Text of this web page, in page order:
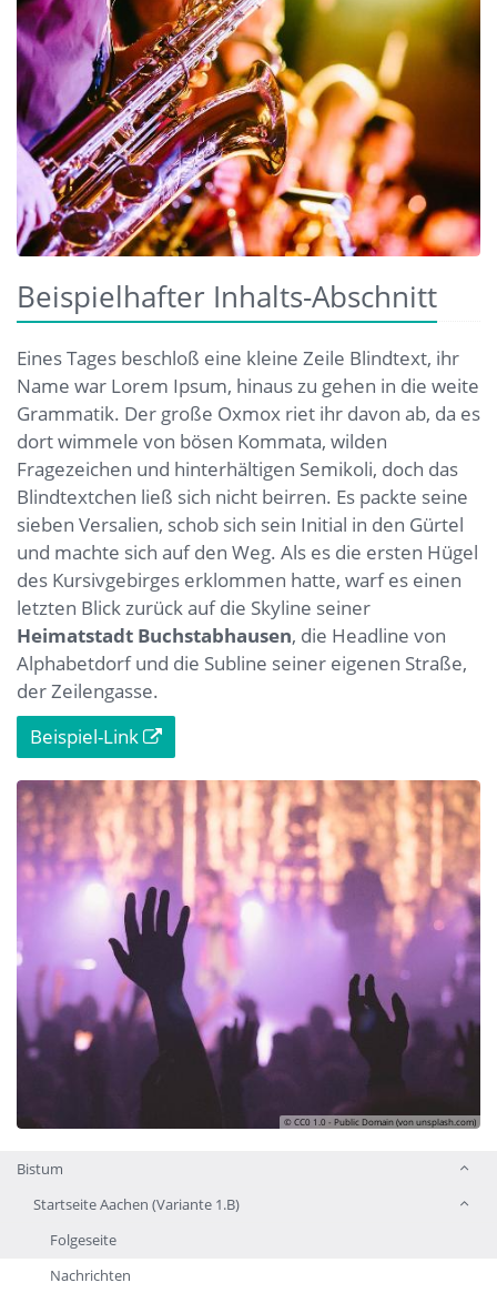
Beispielhafter Inhalts-Abschnitt
Eines Tages beschloß eine kleine Zeile Blindtext, ihr
Name war Lorem Ipsum, hinaus zu gehen in die weite
Grammatik. Der große Oxmox riet ihr davon ab, da es
dort wimmele von bösen Kommata, wilden
Fragezeichen und hinterhältigen Semikoli, doch das
Blindtextchen ließ sich nicht beirren. Es packte seine
sieben Versalien, schob sich sein Initial in den Gürtel
und machte sich auf den Weg. Als es die ersten Hügel
des Kursivgebirges erklommen hatte, warf es einen
letzten Blick zurück auf die Skyline seiner
Heimatstadt Buchstabhausen, die Headline von
Alphabetdorf und die Subline seiner eigenen Straße,
der Zeilengasse.
Beispiel-Link
© CC0 1.0 - Public Domain (von unsplash.com)
Bistum
Startseite Aachen (Variante 1.B)
Folgeseite
Nachrichten